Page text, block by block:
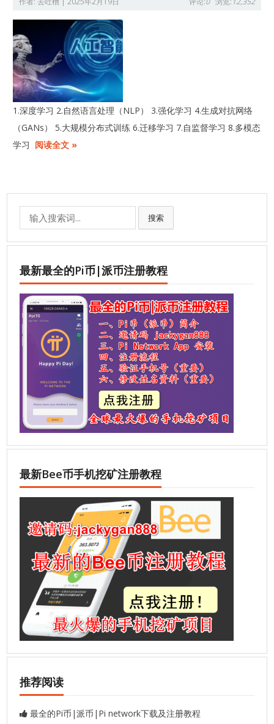
1.深度学习 2.自然语言处理（NLP） 3.强化学习 4.生成对抗网络
（GANs） 5.大规模分布式训练 6.迁移学习 7.自监督学习 8.多模态
学习 阅读全文 »
Search
for:
搜索
最新最全的Pi币|派币注册教程
最新Bee币手机挖矿注册教程
推荐阅读
最全的Pi币|派币|Pi network下载及注册教程